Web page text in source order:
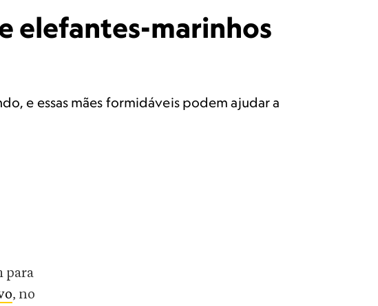
elefantes-marinhos
e essas mães formidáveis podem ajudar a
para
, no